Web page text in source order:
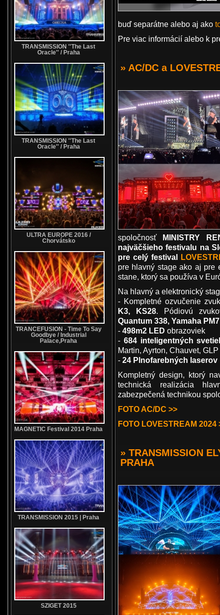
TRANSMISSION ''The Last
Oracle'' / Praha
TRANSMISSION ''The Last
Oracle'' / Praha
ULTRA EUROPE 2016 /
Chorvátsko
TRANCEFUSION - Time To Say
Goodbye / Industrial
Palace,Praha
MAGNETIC Festival 2014 Praha
TRANSMISSION 2015 | Praha
SZIGET 2015
buď separátne alebo aj ako
Pre viac informácií alebo k
» AC/DC a
spoločnosťMINISTRY
najväčšieho festivalu na
pre celý festival
pre hlavný stage ako aj pre
stane, ktorý sa používa v
Na hlavný a elektronický
- Kompletné ozvučenie
K3, KS28. Pódiovú
Quantum 338, Yamaha
-498m2 LEDobrazoviek
-684 inteligentných
Martin, Ayrton, Chauvet, GLP
-24 Plnofarebných laserov
Kompletný design, ktorý
technická realizácia
zabezpečená technikou
FOTO AC/DC >>
FOTO LOVESTREAM 2024
» TRANSMISSION
PRAHA